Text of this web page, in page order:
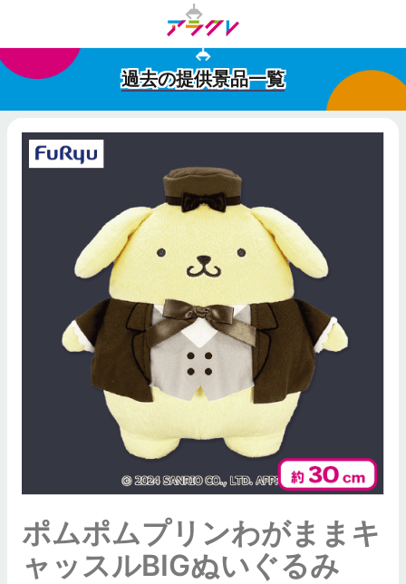
過去の提供景品一覧
ポムポムプリンわがままキ
ャッスルBIGぬいぐるみ